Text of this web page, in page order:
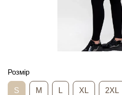
Розмір
S M L XL 2XL